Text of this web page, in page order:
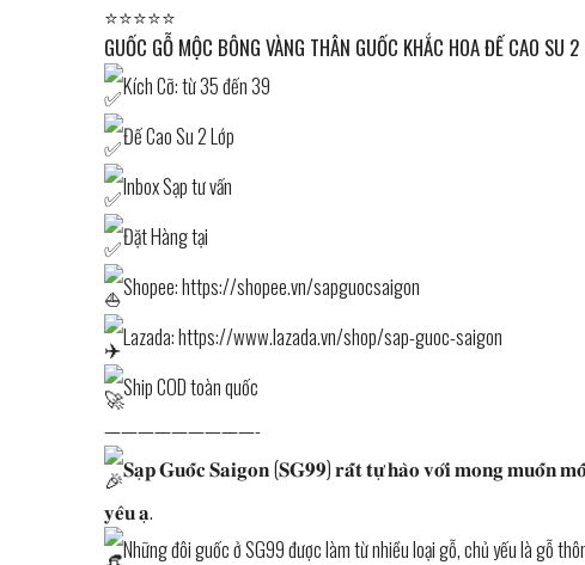
⭐⭐⭐⭐⭐
GUỐC GỖ MỘC BÔNG VÀNG THÂN GUỐC KHẮC HOA ĐẾ CAO SU
Kích Cỡ: từ 35 đến 39
Đế Cao Su 2 Lớp
Inbox Sạp tư vấn
Đặt Hàng tại
Shopee:https://shopee.vn/sapguocsaigon
Lazada:https://www.lazada.vn/shop/sap-guoc-saigon
Ship COD toàn quốc
—————————-
𝐒𝐚̣𝐩 𝐆𝐮𝐨̂́𝐜 𝐒𝐚𝐢𝐠𝐨𝐧 (𝐒𝐆𝟗𝟗) 𝐫𝐚̂́𝐭 𝐭𝐮̛̣ 𝐡𝐚̀𝐨 𝐯𝐨̛́𝐢 𝐦𝐨𝐧𝐠 𝐦𝐮𝐨̂́𝐧
𝐲𝐞̂𝐮 𝐚̣.
Những đôi guốc ở SG99 được làm từ nhiều loại gỗ, chủ yếu là gỗ